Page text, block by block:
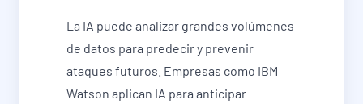
La IA puede analizar grandes volúmenes
de datos para predecir y prevenir
ataques futuros. Empresas como IBM
Watson aplican IA para anticipar